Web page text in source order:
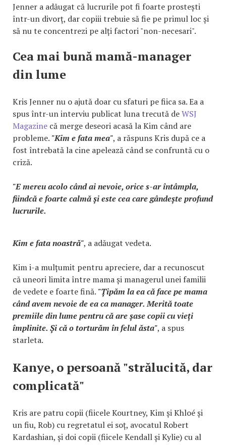
Jenner a adăugat că lucrurile pot fi foarte prostești
într-un divorț, dar copiii trebuie să fie pe primul loc și
să nu te concentrezi pe alți factori "non-necesari".
Cea mai bună mamă-manager
din lume
Kris Jenner nu o ajută doar cu sfaturi pe fiica sa. Ea a
spus într-un interviu publicat luna trecută deWSJ
Magazine că merge deseori acasă la Kim când are
probleme. "Kim e fata mea", a răspuns Kris după ce a
fost întrebată la cine apelează când se confruntă cu o
criză.
"E mereu acolo când ai nevoie, orice s-ar întâmpla,
fiindcă e foarte calmă și este cea care gândește profund
lucrurile.
Kim e fata noastră", a adăugat vedeta.
Kim i-a mulțumit pentru apreciere, dar a recunoscut
că uneori limita între mama și managerul unei familii
de vedete e foarte fină. "Țipăm la ea că face pe mama
când avem nevoie de ea ca manager. Merită toate
premiile din lume pentru că are șase copii cu vieți
împlinite. Și că o torturăm în felul ăsta", a spus
starleta.
Kanye, o persoană "strălucită, dar
complicată"
Kris are patru copii (fiicele Kourtney, Kim și Khloé și
un fiu, Rob) cu regretatul ei soț, avocatul Robert
Kardashian, și doi copii (fiicele Kendall și Kylie) cu al